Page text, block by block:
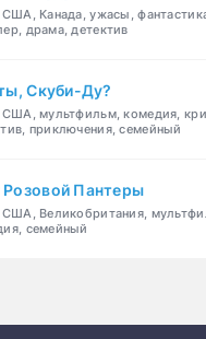
США, Канада, ужасы,
драма, детектив
Скуби-Ду?
США, мультфильм, комедия,
приключения, семейный
Пантеры
США, Великобритания,
семейный